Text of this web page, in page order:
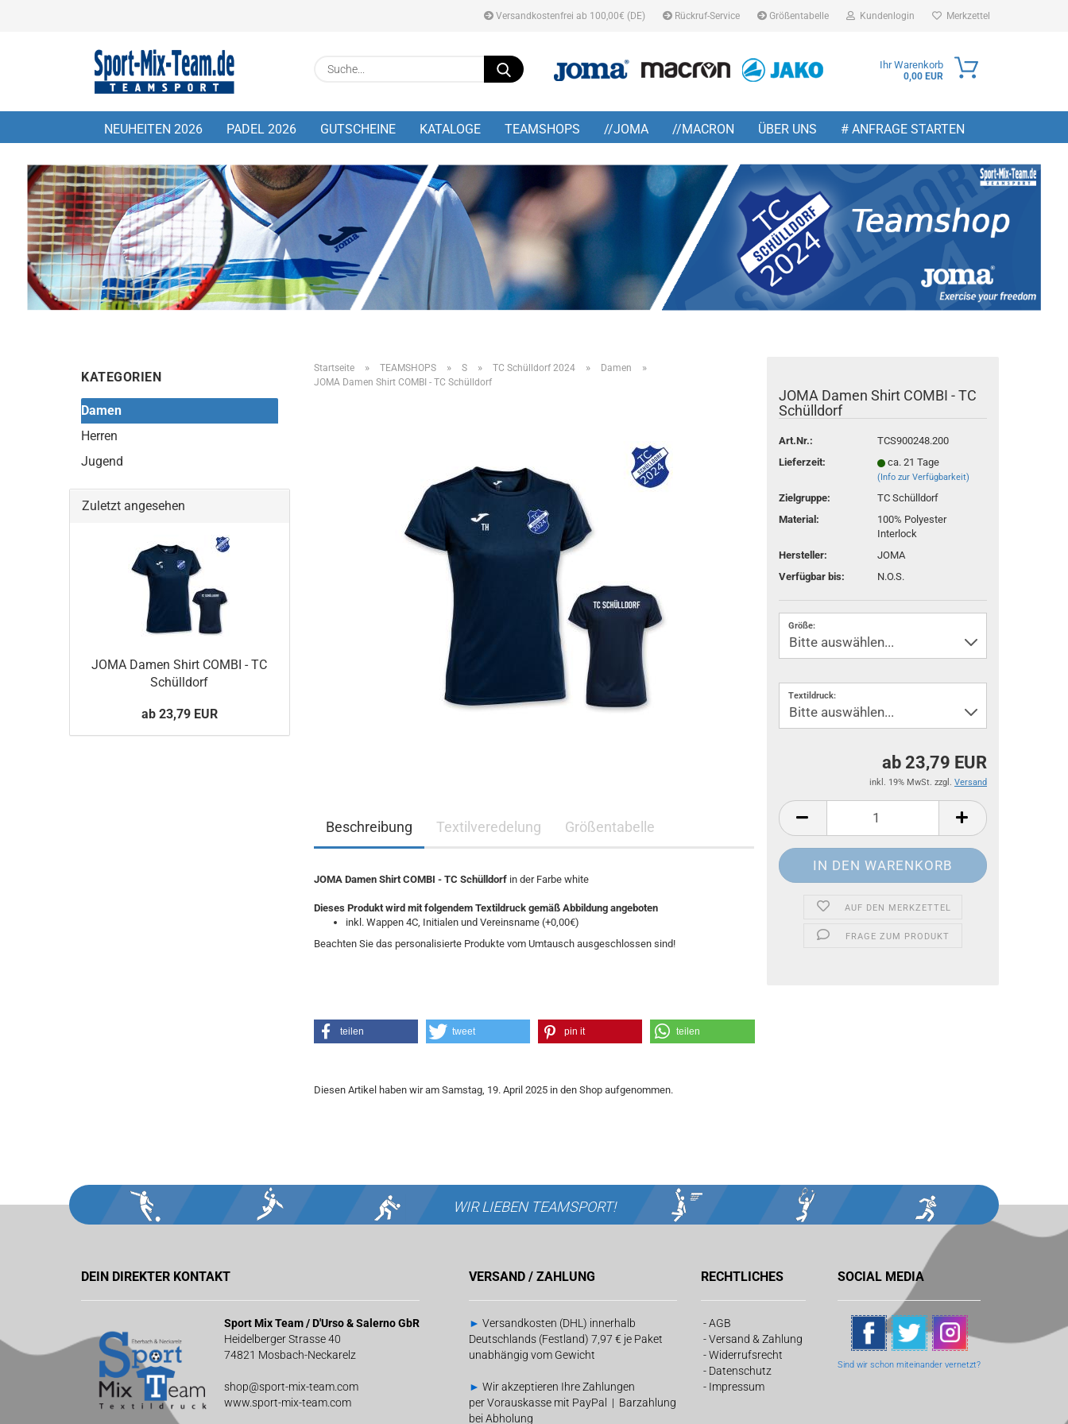
Versandkostenfrei ab 100,00€ (DE) Rückruf-Service Größentabelle Kundenlogin
Passwort
Konto erstellen
Passwort vergessen?
Merkzettel
Suche... Ihr Warenkorb
0,00 EUR
NEUHEITEN 2026 PADEL 2026 GUTSCHEINE KATALOGE TEAMSHOPS //JOMA //MACRON ÜBER UNS # ANFRAGE STARTEN
Startseite » TEAMSHOPS » S » TC Schülldorf 2024 » Damen »
JOMA Damen Shirt COMBI - TC Schülldorf
JOMA Damen Shirt COMBI - TC
Schülldorf
Art.Nr.:
TCS900248.200
Lieferzeit:
ca. 21 Tage
(Info zur Verfügbarkeit)
Zielgruppe:
TC Schülldorf
Material:
100% Polyester
Interlock
Hersteller:
JOMA
Verfügbar bis:
N.O.S.
Größe:
Textildruck:
ab 23,79 EUR
inkl. 19% MwSt. zzgl. Versand
AUF DEN MERKZETTEL
FRAGE ZUM PRODUKT
Beschreibung Textilveredelung Größentabelle
JOMA Damen Shirt COMBI - TC Schülldorf in der Farbe white
Dieses Produkt wird mit folgendem Textildruck gemäß Abbildung angeboten
inkl. Wappen 4C, Initialen und Vereinsname (+0,00€)
Beachten Sie das personalisierte Produkte vom Umtausch ausgeschlossen sind!
teilen tweet pin it teilen
Diesen Artikel haben wir am Samstag, 19. April 2025 in den Shop aufgenommen.
KATEGORIEN
Damen
Herren
Jugend
Zuletzt angesehen
JOMA Damen Shirt COMBI - TC
Schülldorf
ab 23,79 EUR
WIR LIEBEN TEAMSPORT!
DEIN DIREKTER KONTAKT
Sport Mix Team / D'Urso & Salerno GbR
Heidelberger Strasse 40
74821 Mosbach-Neckarelz
shop@sport-mix-team.com
www.sport-mix-team.com
VERSAND / ZAHLUNG
► Versandkosten (DHL) innerhalb
Deutschlands (Festland) 7,97 € je Paket
unabhängig vom Gewicht
► Wir akzeptieren Ihre Zahlungen
per Vorauskasse mit PayPal | Barzahlung
bei Abholung
RECHTLICHES
-AGB
-Versand & Zahlung
-Widerrufsrecht
- Datenschutz
- Impressum
SOCIAL MEDIA
Sind wir schon miteinander vernetzt?